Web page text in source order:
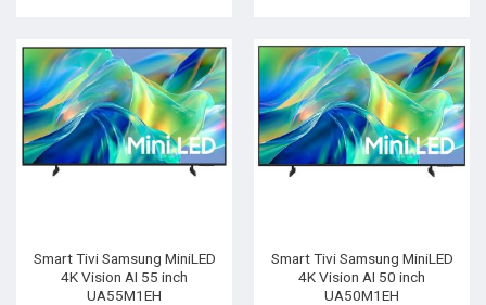
Smart Tivi Samsung MiniLED
4K Vision AI 55 inch
UA55M1EH
Smart Tivi Samsung MiniLED
4K Vision AI 50 inch
UA50M1EH